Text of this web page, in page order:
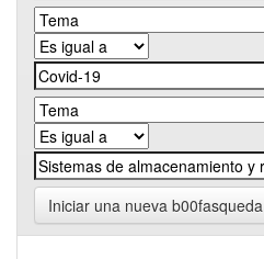
Iniciar una nueva b00fasqueda